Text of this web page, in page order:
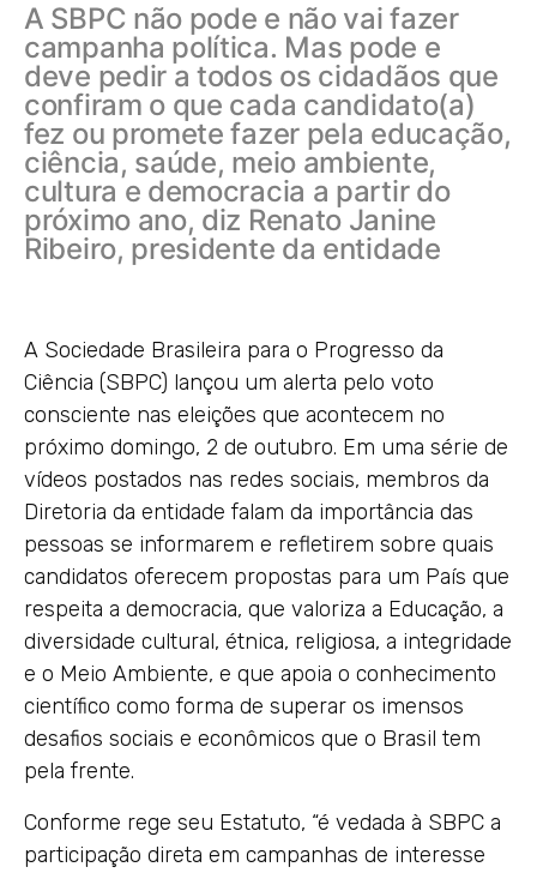
A SBPC não pode e não vai fazer
campanha política. Mas pode e
deve pedir a todos os cidadãos que
confiram o que cada candidato(a)
fez ou promete fazer pela educação,
ciência, saúde, meio ambiente,
cultura e democracia a partir do
próximo ano, diz Renato Janine
Ribeiro, presidente da entidade
A Sociedade Brasileira para o Progresso da
Ciência (SBPC) lançou um alerta pelo voto
consciente nas eleições que acontecem no
próximo domingo, 2 de outubro. Em uma série de
vídeos postados nas redes sociais, membros da
Diretoria da entidade falam da importância das
pessoas se informarem e refletirem sobre quais
candidatos oferecem propostas para um País que
respeita a democracia, que valoriza a Educação, a
diversidade cultural, étnica, religiosa, a integridade
e o Meio Ambiente, e que apoia o conhecimento
científico como forma de superar os imensos
desafios sociais e econômicos que o Brasil tem
pela frente.
Conforme rege seu Estatuto, “é vedada à SBPC a
participação direta em campanhas de interesse